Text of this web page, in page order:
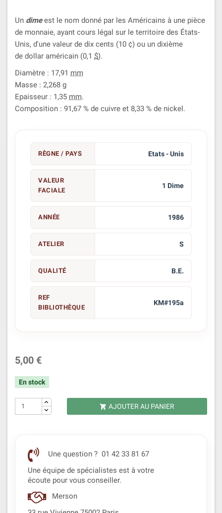
Un dimeest le nom donné par les Américains à une pièce
de monnaie, ayant cours légal sur le territoire des États-
Unis, d'une valeur de dix cents (10 ¢) ou un dixième
de dollar américain (0,1 $).
Diamètre : 17,91 mm
Masse : 2,268 g
Epaisseur : 1,35 mm.
Composition : 91,67 % de cuivre et 8,33 % de nickel.
RÈGNE / PAYS Etats - Unis
VALEUR
FACIALE
1 Dime
ANNÉE 1986
ATELIER S
QUALITÉ B.E.
REF
BIBLIOTHÈQUE
KM#195a
5,00 €
En stock
 AJOUTER AU PANIER
Une question ? 01 42 33 81 67
Une équipe de spécialistes est à votre
écoute pour vous conseiller.
Merson